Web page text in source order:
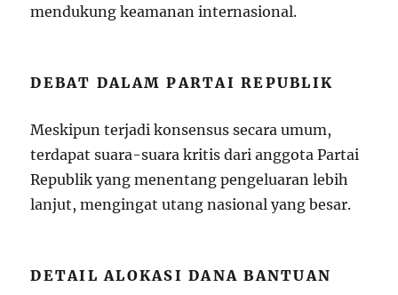
mendukung keamanan internasional.
DEBAT DALAM PARTAI REPUBLIK
Meskipun terjadi konsensus secara umum,
terdapat suara-suara kritis dari anggota Partai
Republik yang menentang pengeluaran lebih
lanjut, mengingat utang nasional yang besar.
DETAIL ALOKASI DANA BANTUAN